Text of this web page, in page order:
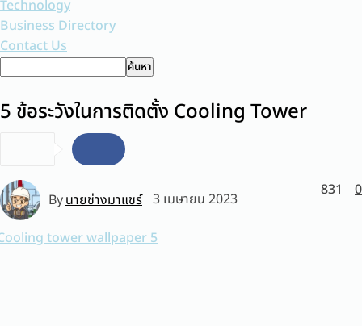
Technology
Business Directory
Contact Us
5 ข้อระวังในการติดตั้ง Cooling Tower
0
831
Byนายช่างมาแชร์ 3 เมษายน 2023